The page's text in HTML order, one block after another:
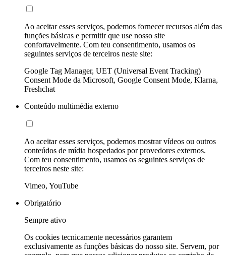
Ao aceitar esses serviços, podemos fornecer recursos além das
funções básicas e permitir que use nosso site
confortavelmente. Com teu consentimento, usamos os
seguintes serviços de terceiros neste site:
Google Tag Manager, UET (Universal Event Tracking)
Consent Mode da Microsoft, Google Consent Mode, Klarna,
Freshchat
Conteúdo multimédia externo
Ao aceitar esses serviços, podemos mostrar vídeos ou outros
conteúdos de mídia hospedados por provedores externos.
Com teu consentimento, usamos os seguintes serviços de
terceiros neste site:
Vimeo, YouTube
Obrigatório
Sempre ativo
Os cookies tecnicamente necessários garantem
exclusivamente as funções básicas do nosso site. Servem, por